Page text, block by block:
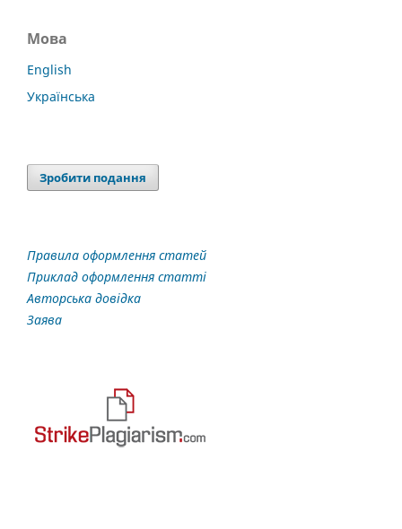
Мова
English
Українська
Зробити подання
Правила оформлення статей
Приклад оформлення статті
Авторська довідка
Заява